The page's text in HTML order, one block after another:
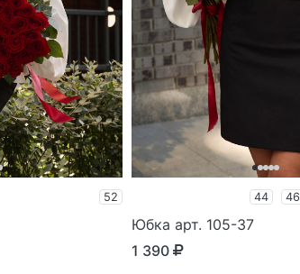
52 44 46
Юбка арт. 105-37
1 390